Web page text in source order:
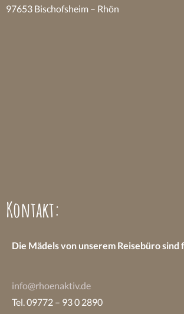
97653 Bischofsheim – Rhön
Kontakt:
Die Mädels von unserem Reisebüro sind
info@rhoenaktiv.de
Tel. 09772 – 93 0 2890